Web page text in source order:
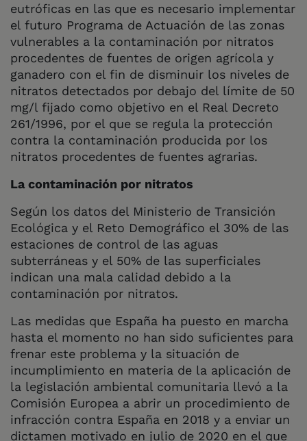
eutróficas en las que es necesario implementar
el futuro Programa de Actuación de las zonas
vulnerables a la contaminación por nitratos
procedentes de fuentes de origen agrícola y
ganadero con el fin de disminuir los niveles de
nitratos detectados por debajo del límite de 50
mg/l fijado como objetivo en el Real Decreto
261/1996, por el que se regula la protección
contra la contaminación producida por los
nitratos procedentes de fuentes agrarias.
La contaminación por nitratos
Según los datos del Ministerio de Transición
Ecológica y el Reto Demográfico el 30% de las
estaciones de control de las aguas
subterráneas y el 50% de las superficiales
indican una mala calidad debido a la
contaminación por nitratos.
Las medidas que España ha puesto en marcha
hasta el momento no han sido suficientes para
frenar este problema y la situación de
incumplimiento en materia de la aplicación de
la legislación ambiental comunitaria llevó a la
Comisión Europea a abrir un procedimiento de
infracción contra España en 2018 y a enviar un
dictamen motivado en julio de 2020 en el que